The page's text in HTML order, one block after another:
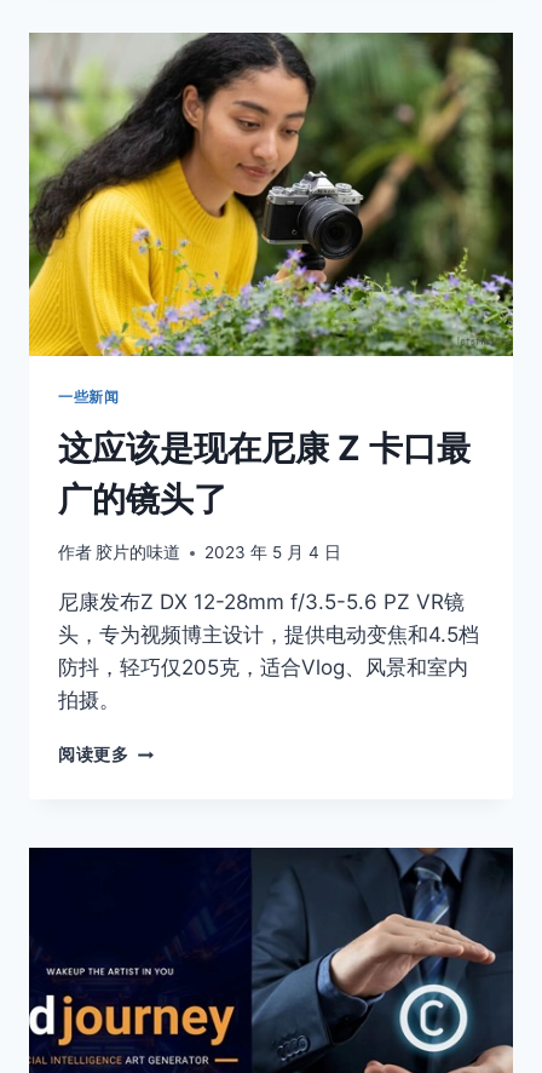
摄
奖
获
奖
作
品
欣
赏
一些新闻
这应该是现在尼康 Z 卡口最
广的镜头了
作者 胶片的味道 2023 年 5 月 4 日
尼康发布Z DX 12-28mm f/3.5-5.6 PZ VR镜
头，专为视频博主设计，提供电动变焦和4.5档
防抖，轻巧仅205克，适合Vlog、风景和室内
拍摄。
阅读更多 这
现
卡
口
最
广